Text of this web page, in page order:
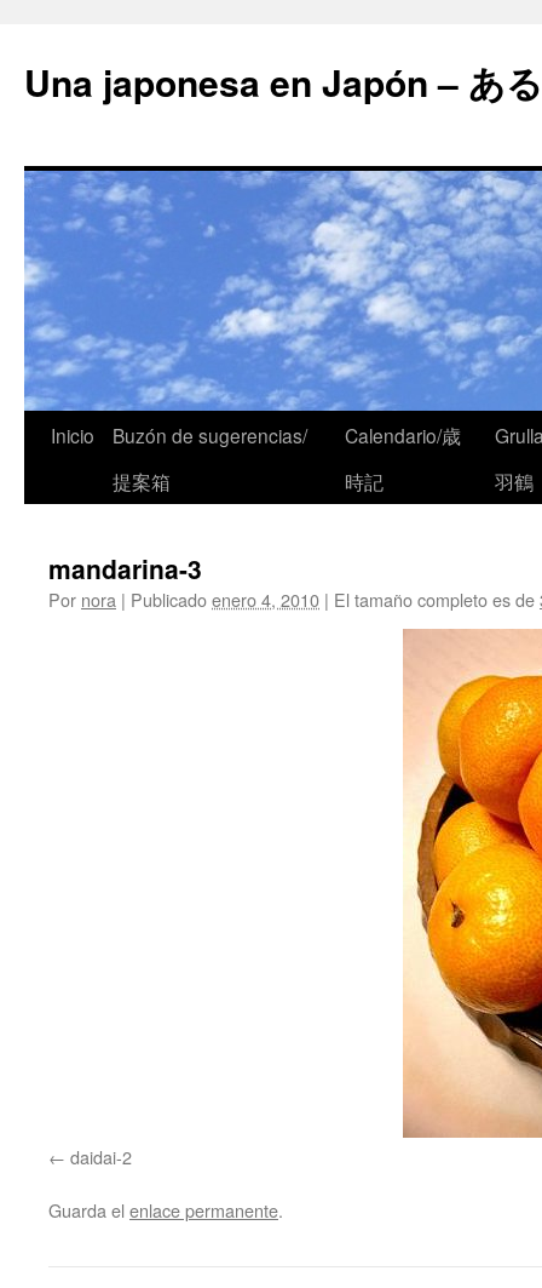
Una japonesa en Japón – あ
Inicio
Buzón de sugerencias/
提案箱
Calendario/歳
時記
羽鶴
mandarina-3
Por nora | Publicadoenero 4, 2010 | El tamaño completo es de
daidai-2
Guarda el enlace permanente.